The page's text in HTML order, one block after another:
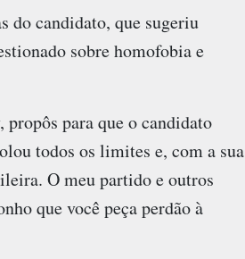
do candidato, que sugeriu
sobre homofobia e
para que o candidato
todos os limites e, com a sua
O meu partido e outros
que você peça perdão à